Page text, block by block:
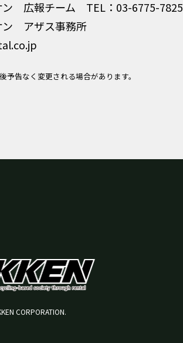
ン 広報チーム TEL：03-6775-7825
ン アザス事務所
告なく変更される場合があります。
CORPORATION.